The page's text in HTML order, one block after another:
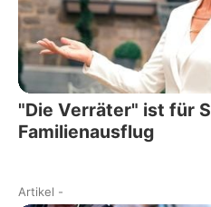
"Die Verräter" ist für
Familienausflug
Artikel -